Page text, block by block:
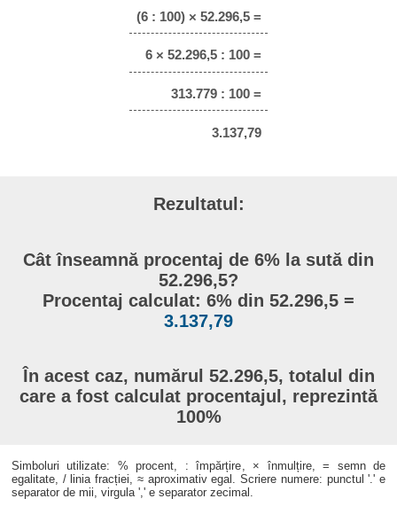
(6 : 100) × 52.296,5 =
6 × 52.296,5 : 100 =
313.779 : 100 =
3.137,79
Rezultatul:
Cât înseamnă procentaj de 6% la sută din
52.296,5?
Procentaj calculat: 6% din 52.296,5 =
3.137,79
În acest caz, numărul 52.296,5, totalul din
care a fost calculat procentajul, reprezintă
100%
Simboluri utilizate: % procent, : împărțire, × înmulțire, = semn de
egalitate, / linia fracției, ≈ aproximativ egal. Scriere numere: punctul '.' e
separator de mii, virgula ',' e separator zecimal.